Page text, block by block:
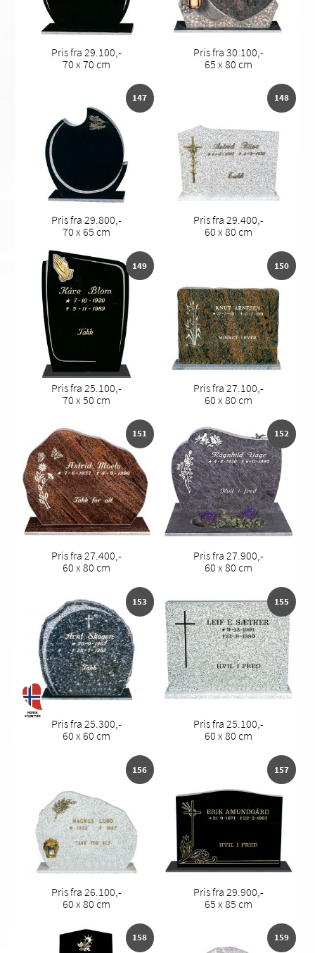
Pris fra 29.100,-
70 x 70 cm
Pris fra 30.100,-
65 x 80 cm
147
Pris fra 29.800,-
70 x 65 cm
148
Pris fra 29.400,-
60 x 80 cm
149
Pris fra 25.100,-
70 x 50 cm
150
Pris fra 27.100,-
60 x 80 cm
151
Pris fra 27.400,-
60 x 80 cm
152
Pris fra 27.900,-
60 x 80 cm
153
Pris fra 25.300,-
60 x 60 cm
155
Pris fra 25.100,-
60 x 80 cm
156
Pris fra 26.100,-
60 x 80 cm
157
Pris fra 29.900,-
65 x 85 cm
158 159